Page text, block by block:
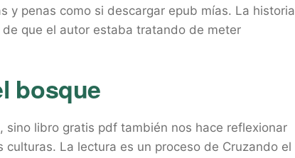
y penas como si descargar epub mías. La historia
que el autor estaba tratando de meter
bosque
sino libro gratis pdf también nos hace reflexionar
La lectura es un proceso de Cruzando el